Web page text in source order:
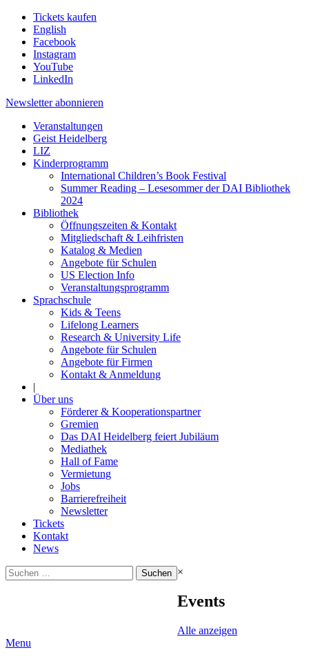
Tickets kaufen
English
Facebook
Instagram
YouTube
LinkedIn
Newsletter abonnieren
Veranstaltungen
Geist Heidelberg
LIZ
Kinderprogramm
International Children’s Book Festival
Summer Reading – Lesesommer der DAI Bibliothek
2024
Bibliothek
Öffnungszeiten & Kontakt
Mitgliedschaft & Leihfristen
Katalog & Medien
Angebote für Schulen
US Election Info
Veranstaltungsprogramm
Sprachschule
Kids & Teens
Lifelong Learners
Research & University Life
Angebote für Schulen
Angebote für Firmen
Kontakt & Anmeldung
|
Über uns
Förderer & Kooperationspartner
Gremien
Das DAI Heidelberg feiert Jubiläum
Mediathek
Hall of Fame
Vermietung
Jobs
Barrierefreiheit
Newsletter
Tickets
Kontakt
News
Suchen
nach:
×
Events
Alle anzeigen
Menu